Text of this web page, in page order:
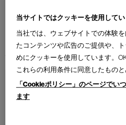
SHOPS
CATALOGUES
PROFESSIONAL
ONLINE STORE
通常はお届けまで約6か月を要する
くなり次第終了となります。
当サイトではクッキーを使用して
当社では、ウェブサイトでの体験
たコンテンツや広告のご提供や、
めにクッキーを使用しています。
これらの利用条件に同意したものと
「Cookieポリシー」のページでい
ます